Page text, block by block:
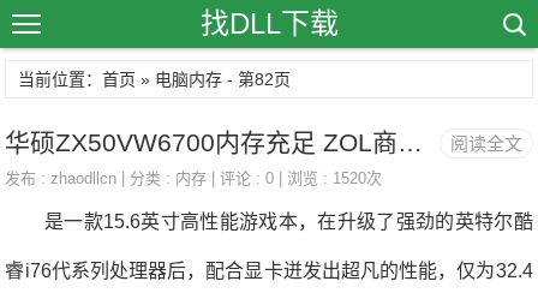
找DLL下载
当前位置：首页 » 电脑内存 - 第82页
阅读全文
华硕ZX50VW6700内存充足 ZOL商城亿米电脑专营店仅售5599元
发布 :zhaodllcn | 分类 : 内存 | 评论 : 0 | 浏览 : 1520次
是一款15.6英寸高性能游戏本，在升级了强劲的英特尔酷
睿i76代系列处理器后，配合显卡迸发出超凡的性能，仅为32.4